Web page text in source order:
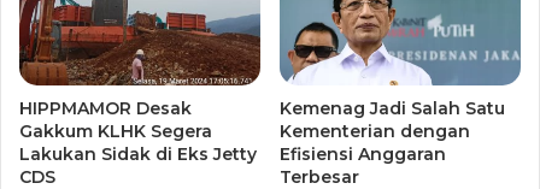
HIPPMAMOR Desak
Gakkum KLHK Segera
Lakukan Sidak di Eks Jetty
CDS
Kemenag Jadi Salah Satu
Kementerian dengan
Efisiensi Anggaran
Terbesar